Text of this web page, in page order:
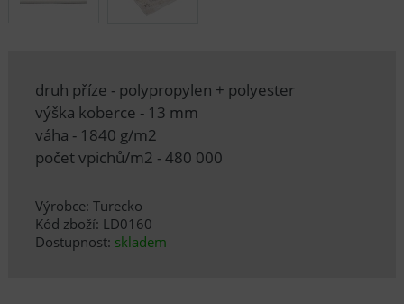
druh příze - polypropylen + polyester
výška koberce - 13 mm
váha - 1840 g/m2
počet vpichů/m2 - 480 000
Výrobce: Turecko
Kód zboží: LD0160
Dostupnost: skladem